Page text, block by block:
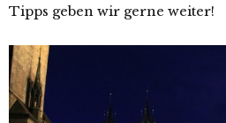
Tipps geben wir gerne weiter!